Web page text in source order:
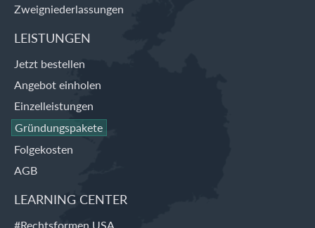
Zweigniederlassungen
LEISTUNGEN
Jetzt bestellen
Angebot einholen
Einzelleistungen
Gründungspakete
Folgekosten
AGB
LEARNING CENTER